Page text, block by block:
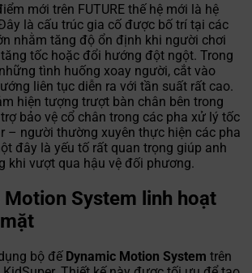
mới trên FUTURE thế hệ mới là hệ
là cấu trúc gia cố được bố trí tại các
nhằm tăng độ ổn định khi người chơi
tốc hoặc đổi hướng đột ngột. Trong
tình huống xoay người, cắt vào
liên tục diễn ra với tần suất rất cao.
hiện tượng trượt bàn chân bên trong
bảo vệ cổ chân trong các pha xử lý tốc
– người thường xuyên thực hiện các pha
đây là yếu tố rất quan trọng giúp anh
khi vượt qua hậu vệ đối phương.
System linh hoạt
bộ đế Dynamic Motion System trên